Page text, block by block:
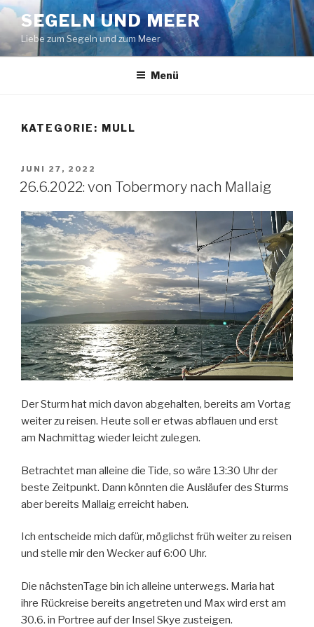
Zum
Inhalt
springen
SEGELN UND MEER
Liebe zum Segeln und zum Meer
Menü
KATEGORIE: MULL
VERÖFFENTLICHT
AM
JUNI 27, 2022
26.6.2022: von Tobermory nach Mallaig
Der Sturm hat mich davon abgehalten, bereits am Vortag
weiter zu reisen. Heute soll er etwas abflauen und erst
am Nachmittag wieder leicht zulegen.
Betrachtet man alleine die Tide, so wäre 13:30 Uhr der
beste Zeitpunkt. Dann könnten die Ausläufer des Sturms
aber bereits Mallaig erreicht haben.
Ich entscheide mich dafür, möglichst früh weiter zu reisen
und stelle mir den Wecker auf 6:00 Uhr.
Die nächstenTage bin ich alleine unterwegs. Maria hat
ihre Rückreise bereits angetreten und Max wird erst am
30.6. in Portree auf der Insel Skye zusteigen.